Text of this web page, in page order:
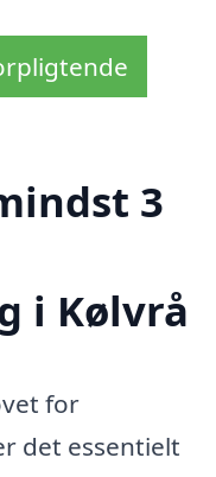
3
i Kølvrå
for
det essentielt